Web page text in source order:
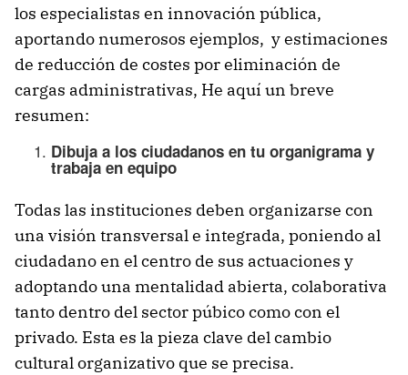
los especialistas en innovación pública,
aportando numerosos ejemplos, y estimaciones
de reducción de costes por eliminación de
cargas administrativas, He aquí un breve
resumen:
Dibuja a los ciudadanos en tu organigrama y
trabaja en equipo
Todas las instituciones deben organizarse con
una visión transversal e integrada, poniendo al
ciudadano en el centro de sus actuaciones y
adoptando una mentalidad abierta, colaborativa
tanto dentro del sector púbico como con el
privado. Esta es la pieza clave del cambio
cultural organizativo que se precisa.